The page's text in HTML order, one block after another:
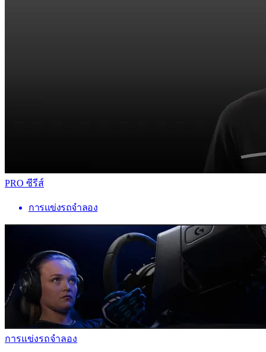
PRO ซีรีส์
การแข่งรถจำลอง
การแข่งรถจำลอง